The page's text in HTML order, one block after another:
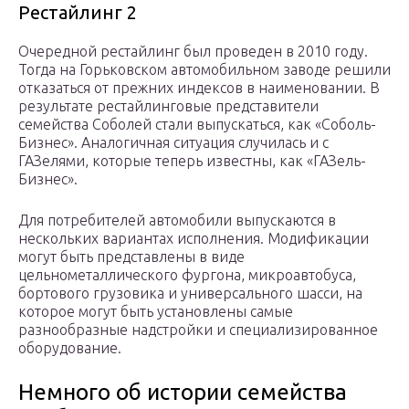
Рестайлинг 2
Очередной рестайлинг был проведен в 2010 году.
Тогда на Горьковском автомобильном заводе решили
отказаться от прежних индексов в наименовании. В
результате рестайлинговые представители
семейства Соболей стали выпускаться, как «Соболь-
Бизнес». Аналогичная ситуация случилась и с
ГАЗелями, которые теперь известны, как «ГАЗель-
Бизнес».
Для потребителей автомобили выпускаются в
нескольких вариантах исполнения. Модификации
могут быть представлены в виде
цельнометаллического фургона, микроавтобуса,
бортового грузовика и универсального шасси, на
которое могут быть установлены самые
разнообразные надстройки и специализированное
оборудование.
Немного об истории семейства